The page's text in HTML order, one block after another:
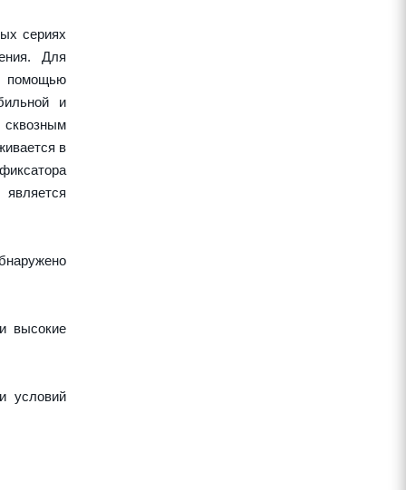
сериях
Для
помощью
и
в
высокие
условий